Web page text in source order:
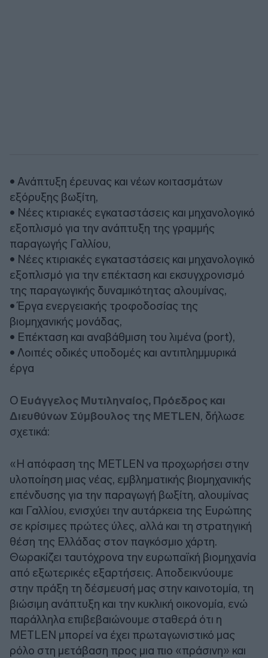
• Ανάπτυξη έρευνας και νέων κοιτασμάτων
εξόρυξης βωξίτη,
• Νέες κτιριακές εγκαταστάσεις και μηχανολογικό
εξοπλισμό για την ανάπτυξη της γραμμής
παραγωγής Γαλλίου,
• Νέες κτιριακές εγκαταστάσεις και μηχανολογικό
εξοπλισμό για την επέκταση και εκσυγχρονισμό
της παραγωγικής δυναμικότητας αλουμίνας,
• Έργα ενεργειακής τροφοδοσίας της
βιομηχανικής μονάδας,
• Επέκταση και αναβάθμιση του λιμένα (port),
• Λοιπές οδικές υποδομές και αντιπλημμυρικά
έργα
Ο Ευάγγελος Μυτιληναίος, Πρόεδρος και
Διευθύνων Σύμβουλος της METLEN, δήλωσε
σχετικά:
«Η απόφαση της METLEN να προχωρήσει στην
υλοποίηση μιας νέας, εμβληματικής βιομηχανικής
επένδυσης για την παραγωγή βωξίτη, αλουμίνας
και Γαλλίου, ενισχύει την αυτάρκεια της Ευρώπης
σε κρίσιμες πρώτες ύλες, αλλά και τη στρατηγική
θέση της Ελλάδας στον παγκόσμιο χάρτη.
Θωρακίζει ταυτόχρονα την ευρωπαϊκή βιομηχανία
από εξωτερικές εξαρτήσεις. Αποδεικνύουμε
στην πράξη τη δέσμευσή μας στην καινοτομία, τη
βιώσιμη ανάπτυξη και την κυκλική οικονομία, ενώ
παράλληλα επιβεβαιώνουμε σταθερά ότι η
METLEN μπορεί να έχει πρωταγωνιστικό μας
ρόλο στη μετάβαση προς μια πιο «πράσινη» και